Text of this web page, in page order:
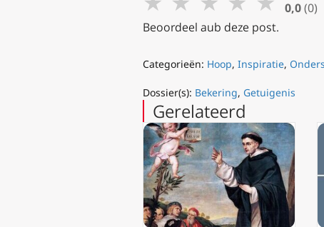
0,0 (0)
Beoordeel aub deze post.
Categorieën: Hoop, Inspiratie,
Dossier(s): Bekering, Getuigenis
Gerelateerd